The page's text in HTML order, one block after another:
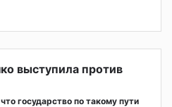
выступила против
государство по такому пути